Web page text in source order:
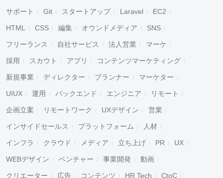
サポート Git スタートアップ Laravel EC2
HTML CSS 編集 オウンドメディア SNS
フリーランス 自社サービス 法人営業 マーケ
採用 スカウト アプリ コンテンツマーケティング
新規事業 ディレクター プランナー マーケター
UIUX 運用 バックエンド エンジニア リモート
企画立案 リモートワーク UXデザイン 営業
インサイドセールス プラットフォーム 人材
インフラ クラウド メディア 立ち上げ PR UX
WEBデザイン ベンチャー 事業開発 動画
クリエーター 広告 コンテンツ HR Tech CtoC